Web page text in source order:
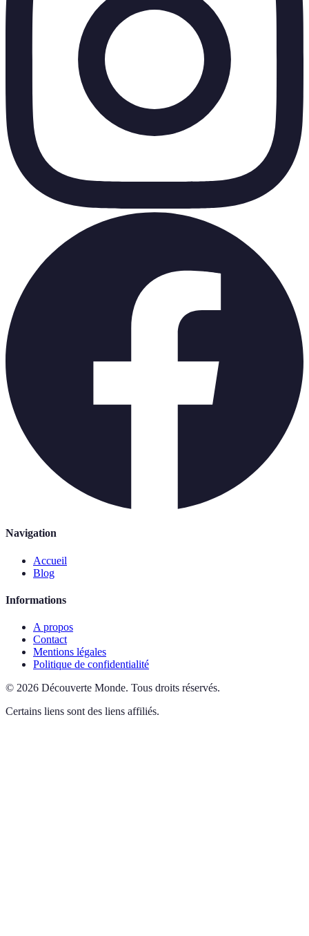
Navigation
Accueil
Blog
Informations
A propos
Contact
Mentions légales
Politique de confidentialité
© 2026 Découverte Monde. Tous droits réservés.
Certains liens sont des liens affiliés.